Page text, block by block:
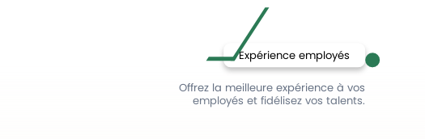
Expérience employés
Offrez la meilleure expérience à vos
employés et fidélisez vos talents.